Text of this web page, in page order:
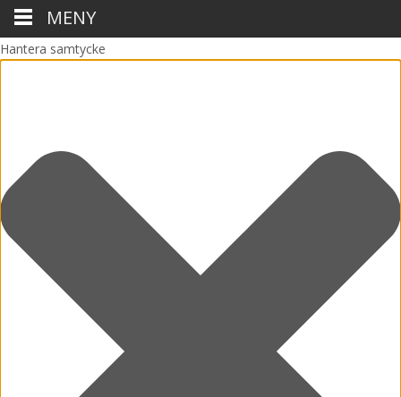
Hantera samtycke
MENY